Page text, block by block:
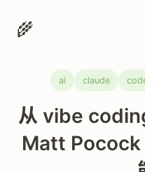
🌾
ai claude
从 vibe
Matt Pocock